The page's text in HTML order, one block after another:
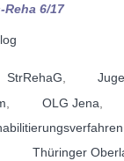
Reha 6/17
StrRehaG,
OLG Jena
Thüringer